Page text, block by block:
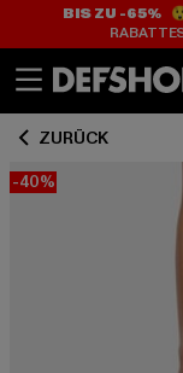
BIS ZU -65%
ZURÜCK
-40%